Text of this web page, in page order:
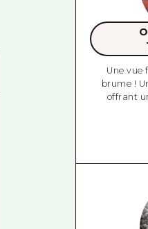
Une vue
brume !
offrant